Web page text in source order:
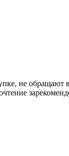
не обращают